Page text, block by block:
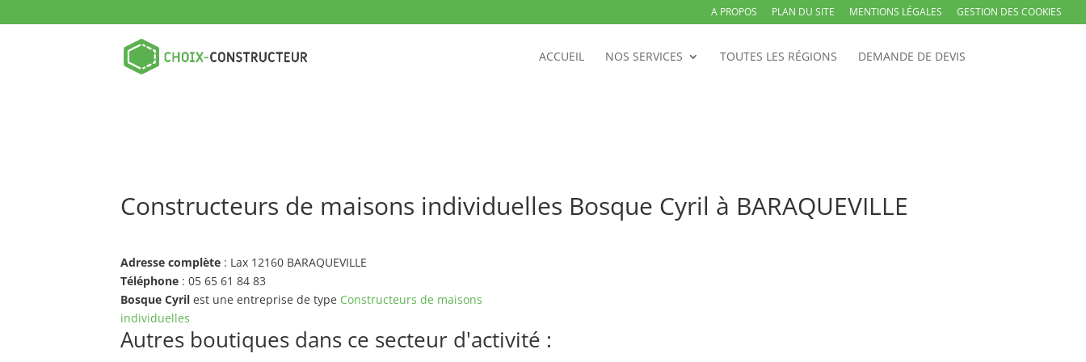
A PROPOS PLAN DU SITE MENTIONS LÉGALES GESTION DES COOKIES
ACCUEIL NOS SERVICES TOUTES LES RÉGIONS DEMANDE DE DEVIS
Constructeurs de maisons individuelles Bosque Cyril à BARAQUEVILLE
Adresse complète : Lax 12160 BARAQUEVILLE
Téléphone : 05 65 61 84 83
Bosque Cyril est une entreprise de type Constructeurs de maisons
individuelles
Autres boutiques dans ce secteur d'activité :